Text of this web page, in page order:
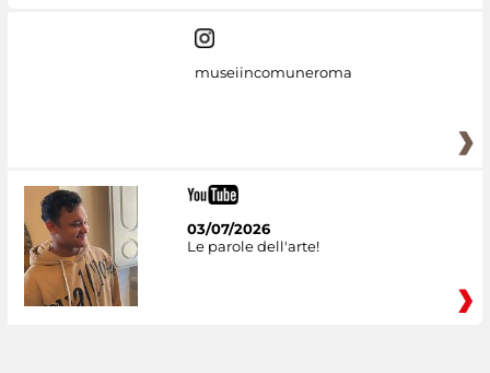
museiincomuneroma
03/07/2026
Le parole dell'arte!